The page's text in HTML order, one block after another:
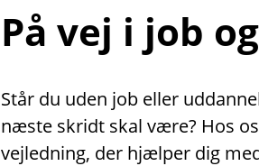
På vej i job
Står du uden job eller
næste skridt skal være? Hos
vejledning, der hjælper dig